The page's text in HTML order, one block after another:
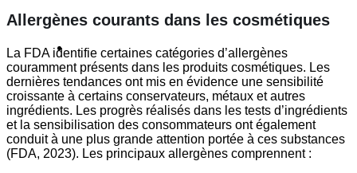
Allergènes courants dans les cosmétiques
La FDA identifie certaines catégories d’allergènes
couramment présents dans les produits cosmétiques. Les
dernières tendances ont mis en évidence une sensibilité
croissante à certains conservateurs, métaux et autres
ingrédients. Les progrès réalisés dans les tests d’ingrédients
et la sensibilisation des consommateurs ont également
conduit à une plus grande attention portée à ces substances
(FDA, 2023). Les principaux allergènes comprennent :